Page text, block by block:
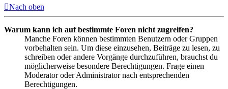
Nach oben
Warum kann ich auf bestimmte Foren nicht zugreifen?
Manche Foren können bestimmten Benutzern oder Gruppen
vorbehalten sein. Um diese einzusehen, Beiträge zu lesen, zu
schreiben oder andere Vorgänge durchzuführen, brauchst du
möglicherweise besondere Berechtigungen. Frage einen
Moderator oder Administrator nach entsprechenden
Berechtigungen.